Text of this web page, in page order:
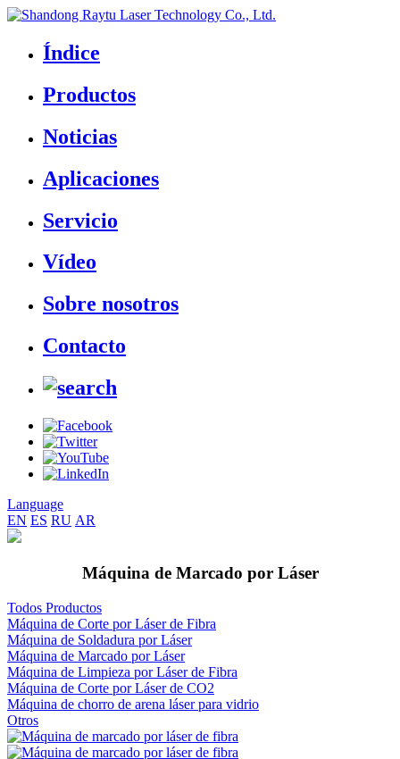
Índice
Productos
Noticias
Aplicaciones
Servicio
Vídeo
Sobre nosotros
Contacto
Language
EN ES RU AR
Máquina de Marcado por Láser
Todos Productos
Máquina de Corte por Láser de Fibra
Máquina de Soldadura por Láser
Máquina de Marcado por Láser
Máquina de Limpieza por Láser de Fibra
Máquina de Corte por Láser de CO2
Máquina de chorro de arena láser para vidrio
Otros